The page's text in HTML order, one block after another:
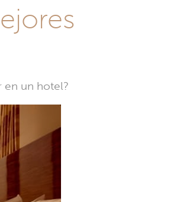
en un hotel?